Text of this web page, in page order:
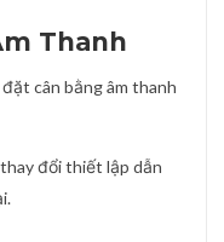
Thanh
cân bằng âm thanh
đổi thiết lập dẫn